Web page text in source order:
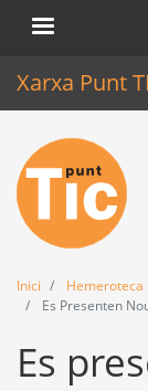
Xarxa Punt
Inici
Punt TIC
Actualitat
Agenda
Formació
Inici Hemeroteca
Es Presenten
Es